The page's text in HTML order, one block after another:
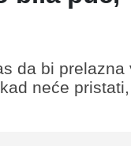
da bi prelazna
neće